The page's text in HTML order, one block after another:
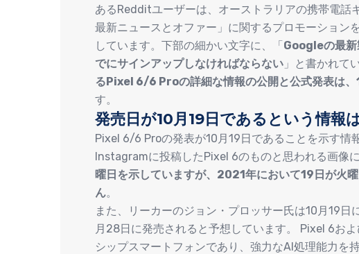
あるRedditユーザーは、オーストラリアの携帯電話
最新ニュースとオファー」に関するプロモーション
しています。下部の細かい文字に、「Googleの最新
でにサインアップしなければならない 」と書かれて
るPixel 6/6 Proの詳細な情報の公開と公式発表は、
す。
発売日が10月19日であるという情報
Pixel 6/6 Proの発表が10月19日であることを示す情
Instagramに投稿したPixel 6のものと思われる画像に
曜日を示していますが、2021年において19日が火
ん。
また、リーカーのジョン・プロッサー氏は10月19
月28日に発売されると予想しています。 Pixel 6お
シップスマートフォンであり、強力なAI処理能力を